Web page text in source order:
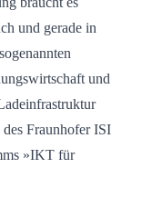
und gerade in
und
Fraunhofer ISI
»IKT für